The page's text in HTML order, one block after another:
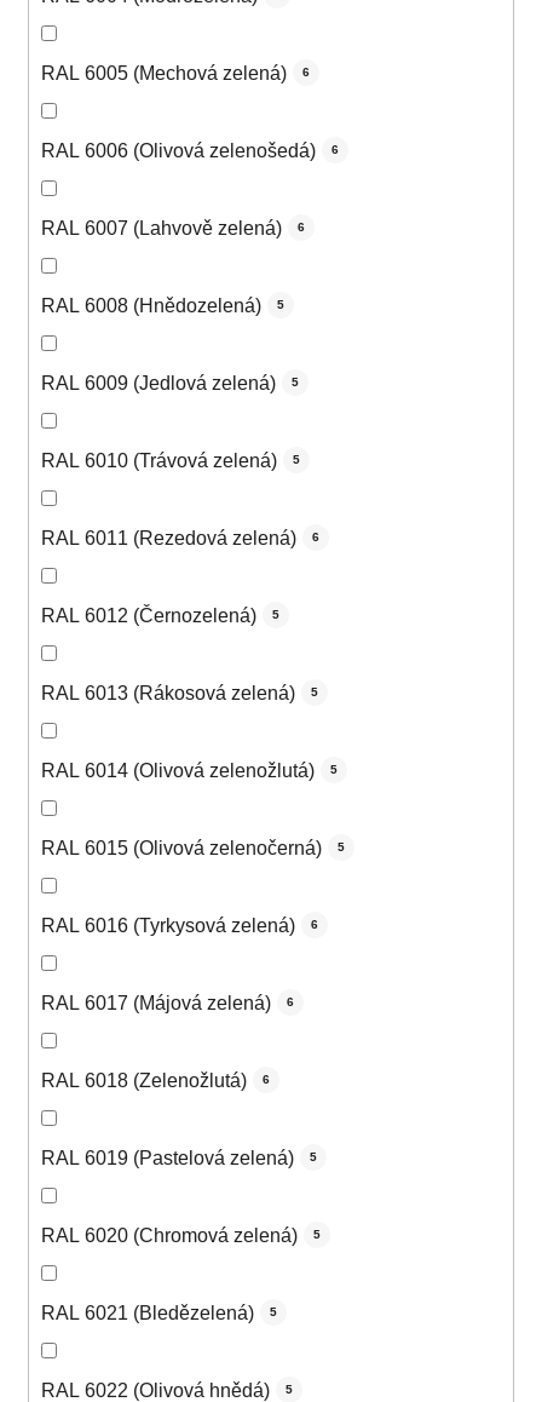
RAL 6005 (Mechová zelená) 6
RAL 6006 (Olivová zelenošedá) 6
RAL 6007 (Lahvově zelená) 6
RAL 6008 (Hnědozelená) 5
RAL 6009 (Jedlová zelená) 5
RAL 6010 (Trávová zelená) 5
RAL 6011 (Rezedová zelená) 6
RAL 6012 (Černozelená) 5
RAL 6013 (Rákosová zelená) 5
RAL 6014 (Olivová zelenožlutá) 5
RAL 6015 (Olivová zelenočerná) 5
RAL 6016 (Tyrkysová zelená) 6
RAL 6017 (Májová zelená) 6
RAL 6018 (Zelenožlutá) 6
RAL 6019 (Pastelová zelená) 5
RAL 6020 (Chromová zelená) 5
RAL 6021 (Bledězelená) 5
RAL 6022 (Olivová hnědá) 5